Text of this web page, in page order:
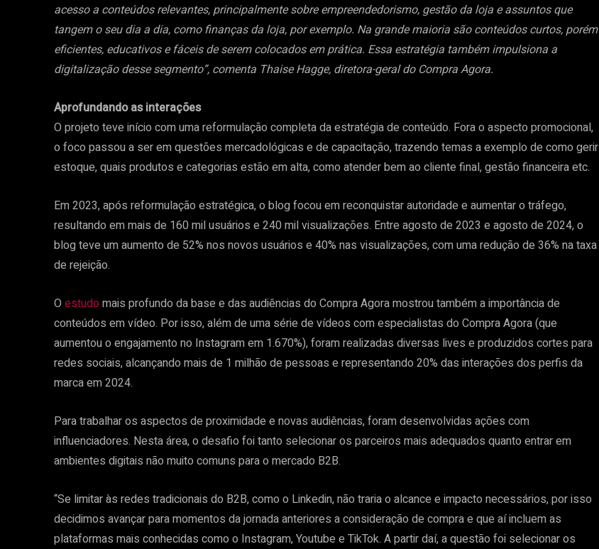
acesso a conteúdos relevantes, principalmente sobre empreendedorismo, gestão da loja e assuntos que
tangem o seu dia a dia, como finanças da loja, por exemplo. Na grande maioria são conteúdos curtos, porém
eficientes, educativos e fáceis de serem colocados em prática. Essa estratégia também impulsiona a
digitalização desse segmento”, comenta Thaise Hagge, diretora-geral do Compra Agora.
Aprofundando as interações
O projeto teve início com uma reformulação completa da estratégia de conteúdo. Fora o aspecto promocional,
o foco passou a ser em questões mercadológicas e de capacitação, trazendo temas a exemplo de como gerir
estoque, quais produtos e categorias estão em alta, como atender bem ao cliente final, gestão financeira etc.
Em 2023, após reformulação estratégica, o blog focou em reconquistar autoridade e aumentar o tráfego,
resultando em mais de 160 mil usuários e 240 mil visualizações. Entre agosto de 2023 e agosto de 2024, o
blog teve um aumento de 52% nos novos usuários e 40% nas visualizações, com uma redução de 36% na taxa
de rejeição.
O estudomais profundo da base e das audiências do Compra Agora mostrou também a importância de
conteúdos em vídeo. Por isso, além de uma série de vídeos com especialistas do Compra Agora (que
aumentou o engajamento no Instagram em 1.670%), foram realizadas diversas lives e produzidos cortes para
redes sociais, alcançando mais de 1 milhão de pessoas e representando 20% das interações dos perfis da
marca em 2024.
Para trabalhar os aspectos de proximidade e novas audiências, foram desenvolvidas ações com
influenciadores. Nesta área, o desafio foi tanto selecionar os parceiros mais adequados quanto entrar em
ambientes digitais não muito comuns para o mercado B2B.
“Se limitar às redes tradicionais do B2B, como o Linkedin, não traria o alcance e impacto necessários, por isso
decidimos avançar para momentos da jornada anteriores a consideração de compra e que aí incluem as
plataformas mais conhecidas como o Instagram, Youtube e TikTok. A partir daí, a questão foi selecionar os